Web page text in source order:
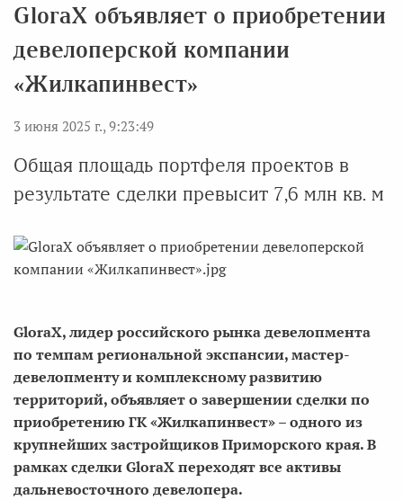
GloraX объявляет о приобретении
девелоперской компании
«Жилкапинвест»
3 июня 2025 г., 9:23:49
Общая площадь портфеля проектов в
результате сделки превысит 7,6 млн кв. м
GloraX, лидер российского рынка девелопмента
по темпам региональной экспансии, мастер-
девелопменту и комплексному развитию
территорий, объявляет о завершении сделки по
приобретению ГК «Жилкапинвест» – одного из
крупнейших застройщиков Приморского края. В
рамках сделки GloraX переходят все активы
дальневосточного девелопера.